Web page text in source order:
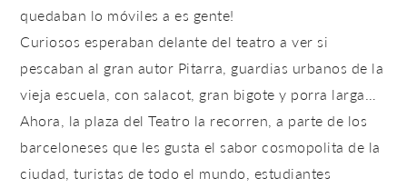
quedaban lo móviles a es gente!
Curiosos esperaban delante del teatro a ver si
pescaban al gran autor Pitarra, guardias urbanos de la
vieja escuela, con salacot, gran bigote y porra larga…
Ahora, la plaza del Teatro la recorren, a parte de los
barceloneses que les gusta el sabor cosmopolita de la
ciudad, turistas de todo el mundo, estudiantes